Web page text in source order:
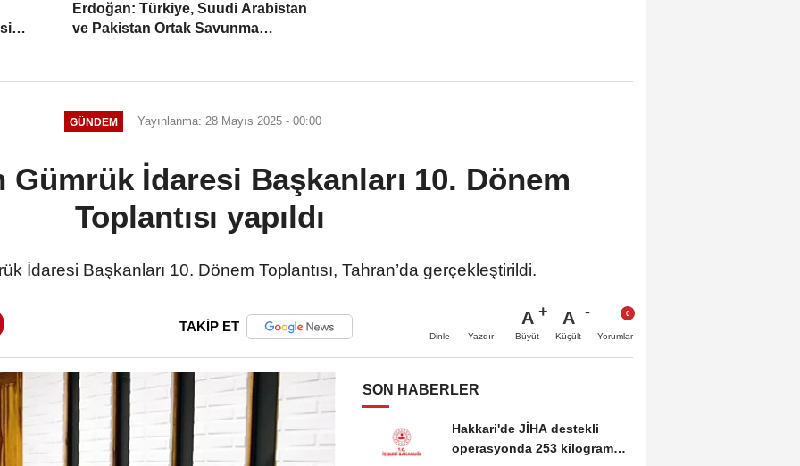
Erdoğan: Türkiye, Suudi Arabistan
ve Pakistan Ortak Savunma
GÜNDEM Yayınlanma: 28 Mayıs 2025 - 00:00
Gümrük İdaresi Başkanları 10. Dönem
Toplantısı yapıldı
İdaresi Başkanları 10. Dönem Toplantısı, Tahran’da gerçekleştirildi.
TAKİP ET
Dinle Yazdır
A
Büyüt
A
Küçült Yorumlar
SON HABERLER
Hakkari'de JİHA destekli
operasyonda 253 kilogram